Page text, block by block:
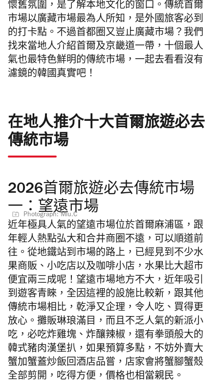
懷舊氛圍，是了解本地文化的窗口。傳統首爾
市場以廣藏市場最為人所知，是外國旅客必到
的打卡點。不過首都圈又豈止廣藏市場？我們
找來當地人介紹首爾及京畿道一帶，十個最人
氣也最特色鮮明的傳統市場，一起去看看沒有
濾鏡的韓國真實吧！
在地人推介十大首爾旅遊必去
傳統市場
2026首爾旅遊必去傳統市場
一：望遠市場
Photograph: Miu.C
近年極具人氣的望遠市場位於首爾麻浦區，跟
年輕人熱點弘大和合井商圈不遠，可以順道前
往。從地鐵站到市場的路上，已經見到不少水
果商販、小吃店以及咖啡小店，水果比大超市
便宜兩三成呢！望遠市場地方不大，近年吸引
到遊客青睞，全因這裡的設施比較新，跟其他
傳統市場相比，乾淨又企理，令人吃、買得更
放心。攤販琳琅滿目，而且不乏人氣的新派小
吃，必吃炸雞塊、炸釀辣椒，還有拳頭般大的
韓式豬肉漢堡扒，如果預算多點，不妨外賣大
蟹加蟹蓋炒飯回酒店品嘗，店家會將蟹腳蟹殼
全部剪開，吃得方便，價格也相當親民。